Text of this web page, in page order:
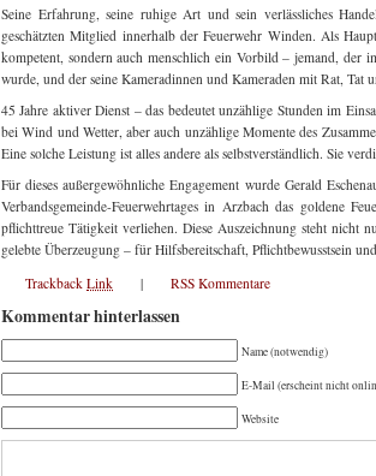
Seine Erfahrung, seine ruhige Art und sein verlässliches
geschätzten Mitglied innerhalb der Feuerwehr Winden. Als
kompetent, sondern auch menschlich ein Vorbild – jemand, der
wurde, und der seine Kameradinnen und Kameraden mit Rat, Tat
45 Jahre aktiver Dienst – das bedeutet unzählige Stunden im
bei Wind und Wetter, aber auch unzählige Momente des
Eine solche Leistung ist alles andere als selbstverständlich. Sie
Für dieses außergewöhnliche Engagement wurde Gerald
Verbandsgemeinde-Feuerwehrtages in Arzbach das goldene
pflichttreue Tätigkeit verliehen. Diese Auszeichnung steht nicht
gelebte Überzeugung – für Hilfsbereitschaft, Pflichtbewusstsein
Trackback Link | RSS Kommentare
Kommentar hinterlassen
Name (notwendig)
E-Mail (erscheint nicht
Website